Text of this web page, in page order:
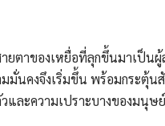
ตาของเหยื่อที่ลุกขึ้นมาเป็นผู้
มั่นคงจึงเริ่มขึ้น พร้อมกระตุ้น
และความเปราะบางของมนุษ